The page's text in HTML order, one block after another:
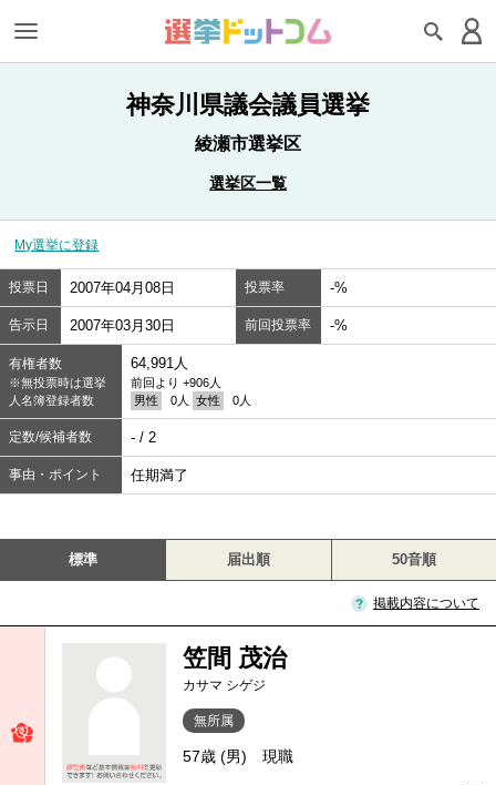
神奈川県議会議員選挙
綾瀬市選挙区
選挙区一覧
My選挙に登録
投票日 2007年04月08日 投票率 -%
告示日 2007年03月30日 前回投票率 -%
有権者数
※無投票時は選挙
人名簿登録者数
64,991人
前回より +906人
男性
0人 女性 0人
定数/候補者数 - / 2
事由・ポイント 任期満了
標準 届出順 50音順
掲載内容について
笠間 茂治
カサマ シゲジ
無所属
57歳 (男) 現職